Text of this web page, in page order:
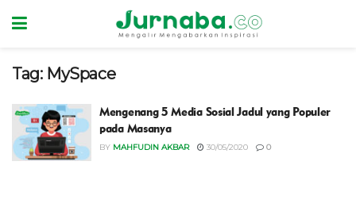
Tag: MySpace
Mengenang 5 Media Sosial Jadul yang Populer
pada Masanya
BY MAHFUDIN AKBAR 30/05/2020 0